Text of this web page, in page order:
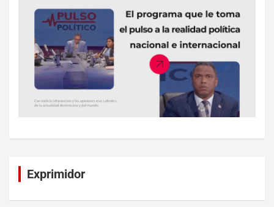
Exprimidor